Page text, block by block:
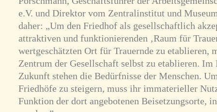
e.V. und Direktor vom Zentralinstitut und
daher: „Um den Friedhof als gesellschaftlich
attraktiven und funktionierenden ‚Raum für
wertgeschätzten Ort für Trauernde zu etablieren,
Zentrum der Gesellschaft selbst zu etablieren.
Zukunft stehen die Bedürfnisse der Menschen.
Friedhöfe zu steigern, muss ihr immaterieller
Funktion der dort angebotenen Beisetzungsorte,